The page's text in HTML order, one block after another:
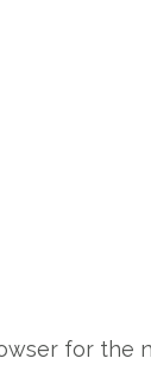
for the